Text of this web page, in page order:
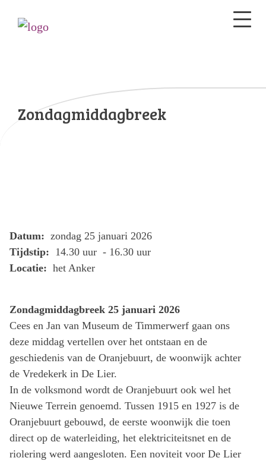
Zondagmiddagbreek
Datum: zondag 25 januari 2026
Tijdstip: 14.30 uur - 16.30 uur
Locatie: het Anker
Zondagmiddagbreek 25 januari 2026
Cees en Jan van Museum de Timmerwerf gaan ons
deze middag vertellen over het ontstaan en de
geschiedenis van de Oranjebuurt, de woonwijk achter
de Vredekerk in De Lier.
In de volksmond wordt de Oranjebuurt ook wel het
Nieuwe Terrein genoemd. Tussen 1915 en 1927 is de
Oranjebuurt gebouwd, de eerste woonwijk die toen
direct op de waterleiding, het elektriciteitsnet en de
riolering werd aangesloten. Een noviteit voor De Lier